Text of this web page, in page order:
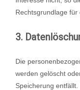
Rechtsgrundlage für
3.
Die
werden gelöscht
Speicherung